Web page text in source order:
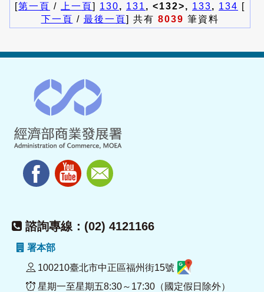
[第一頁 / 上一頁] 130, 131 , <132>, 133, 134 [
下一頁 / 最後一頁] 共有 8039 筆資料
諮詢專線：(02) 4121166
署本部
100210臺北市中正區福州街15號
星期一至星期五8:30～17:30（國定假日除外）